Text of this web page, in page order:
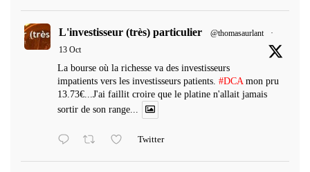
L'investisseur (très) particulier @thomasaurlant
·
13 Oct
La bourse où la richesse va des investisseurs
impatients vers les investisseurs patients. #DCAmon pru
13.73€...J'ai faillit croire que le platine n'allait jamais
sortir de son range...
Twitter